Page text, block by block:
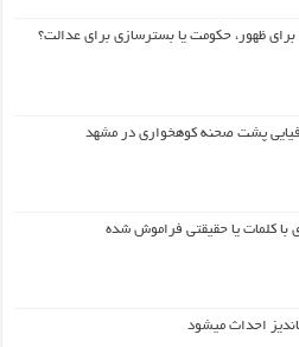
ظهور، حکومت یا بسترسازی برای عدالت؟
پشت صحنه کوهخواری در مشهد
با کلمات یا حقیقتی فراموش شده
احداث میشود